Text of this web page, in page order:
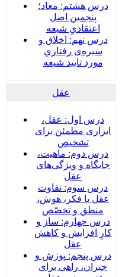
درس هشتم: معاد؛
پنجمین اصل
اعتقادیِ شیعه
درس نهم: اخلاق و
سیره‌ی رفتاریِ
مورد تایید شیعه
عقل
درس اول: عقل،
ابزاری مطمئن برای
تشخیص
درس دوم: ماهیت،
جایگاه و ویژگی‌های
عقل
درس سوم: تفاوت
عقل با فکر، هوش،
منطق و تخصّص
درس چهارم: ساز و
کارِ افزایش و کاهش
عقل
درس پنجم: پوزش و
جبران، راهی برای